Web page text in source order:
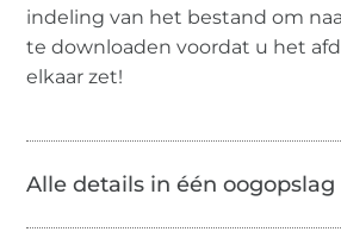
indeling van het bestand om
te downloaden voordat u het
elkaar zet!
Alle details in één oogopslag